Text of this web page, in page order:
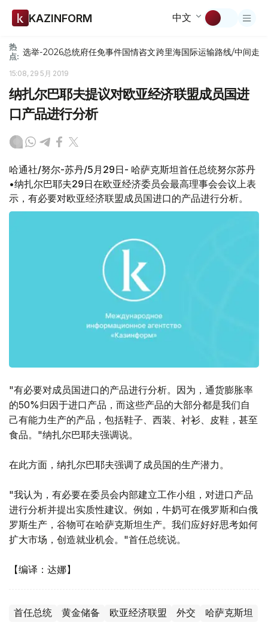
KAZINFORM 中文
热
点: 选举-2026总统府任免事件国情咨文跨里海国际运输路线/中间走廊
15:08, 29 5月 2019
纳扎尔巴耶夫提议对欧亚经济联盟成员国进
口产品进行分析
哈通社/努尔-苏丹/5月29日- 哈萨克斯坦首任总统努尔苏丹
•纳扎尔巴耶夫29日在欧亚经济委员会最高理事会会议上表
示，有必要对欧亚经济联盟成员国进口的产品进行分析。
"有必要对成员国进口的产品进行分析。因为，通货膨胀率
的50%归因于进口产品，而这些产品的大部分都是我们自
己有能力生产的产品，包括鞋子、西装、衬衫、皮鞋，甚至
食品。"纳扎尔巴耶夫强调说。
在此方面，纳扎尔巴耶夫强调了成员国的生产潜力。
"我认为，有必要在委员会内部建立工作小组，对进口产品
进行分析并提出实质性建议。例如，牛奶可在俄罗斯和白俄
罗斯生产，谷物可在哈萨克斯坦生产。我们应好好思考如何
扩大市场，创造就业机会。"首任总统说。
【编译：达娜】
首任总统 黄金储备 欧亚经济联盟 外交 哈萨克斯坦